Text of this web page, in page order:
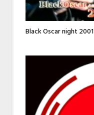
Black Oscar night 2001